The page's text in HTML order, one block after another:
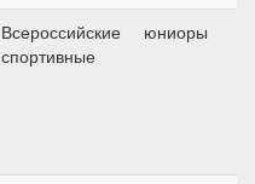
Всероссийские
спортивные
юниоры